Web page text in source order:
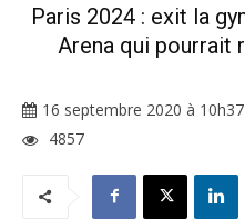
Paris 2024 : exit la
Arena qui pourrait
16 septembre 2020 à 10h37
4857